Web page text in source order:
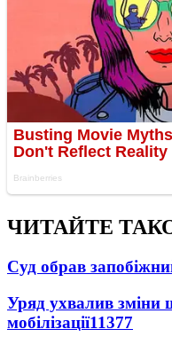
ЧИТАЙТЕ
Суд обрав
Уряд ухвалив зміни
мобілізації11377